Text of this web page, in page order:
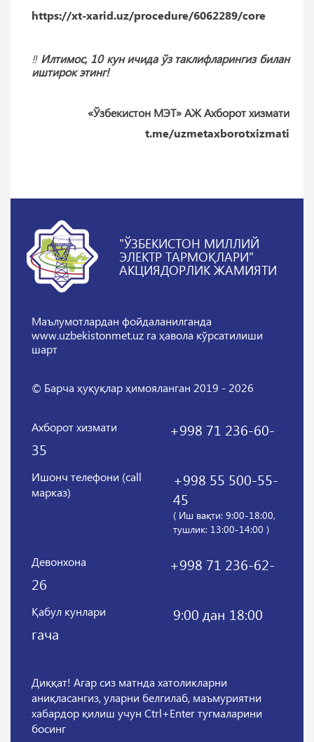
https://xt-xarid.uz/procedure/6062289/core
‼️ Илтимос, 10 кун ичида ўз таклифларингиз билан
иштирок этинг!
«Ўзбекистон МЭТ» АЖ Ахборот хизмати
t.me/uzmetaxborotxizmati
"ЎЗБЕКИСТОН МИЛЛИЙ
ЭЛЕКТР ТАРМОҚЛАРИ"
АКЦИЯДОРЛИК ЖАМИЯТИ
Маълумотлардан фойдаланилганда
www.uzbekistonmet.uz га ҳавола кўрсатилиши
шарт
© Барча ҳуқуқлар ҳимояланган 2019 - 2026
Ахборот хизмати
+998 71 236-60-
35
Ишонч телефони (call
марказ)
+998 55 500-55-
45
( Иш вақти: 9:00-18:00,
тушлик: 13:00-14:00 )
Девонхона
+998 71 236-62-
26
Қабул кунлари
9:00 дан 18:00
гача
Диққат! Агар сиз матнда хатоликларни
аниқласангиз, уларни белгилаб, маъмуриятни
хабардор қилиш учун Ctrl+Enter тугмаларини
босинг